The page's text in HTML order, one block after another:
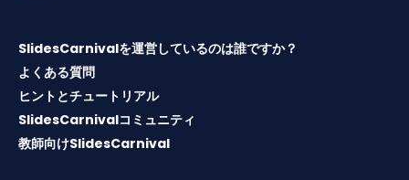
SlidesCarnivalを運営しているのは誰ですか？
よくある質問
ヒントとチュートリアル
SlidesCarnivalコミュニティ
教師向けSlidesCarnival